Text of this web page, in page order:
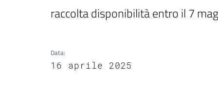
raccolta disponibilità entro il 7
Data:
16 aprile 2025